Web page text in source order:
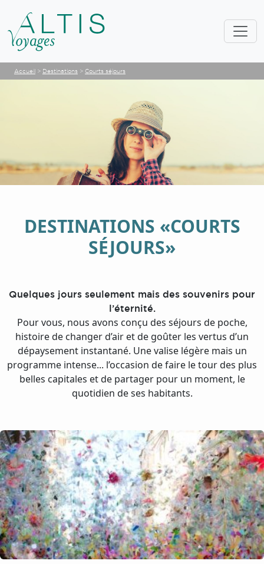
Accueil > Destinations > Courts séjours
DESTINATIONS «COURTS
SÉJOURS»
Quelques jours seulement mais des souvenirs pour
l’éternité.
Pour vous, nous avons conçu des séjours de poche,
histoire de changer d’air et de goûter les vertus d’un
dépaysement instantané. Une valise légère mais un
programme intense... l’occasion de faire le tour des plus
belles capitales et de partager pour un moment, le
quotidien de ses habitants.